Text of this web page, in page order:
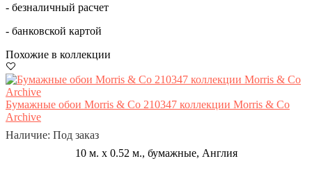
- безналичный расчет
- банковской картой
Похожие в коллекции
Бумажные обои Morris & Co 210347 коллекции Morris & Co
Archive
Наличие: Под заказ
10 м. x 0.52 м., бумажные, Англия